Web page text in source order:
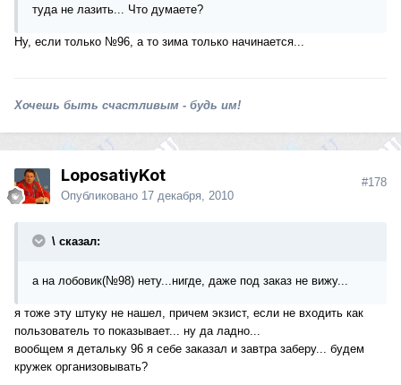
туда не лазить... Что думаете?
Ну, если только №96, а то зима только начинается...
Хочешь быть счастливым - будь им!
LoposatiyKot
Опубликовано 17 декабря, 2010
#178
\ сказал:
а на лобовик(№98) нету...нигде, даже под заказ не вижу...
я тоже эту штуку не нашел, причем экзист, если не входить как
пользователь то показывает... ну да ладно...
вообщем я детальку 96 я себе заказал и завтра заберу... будем
кружек организовывать?